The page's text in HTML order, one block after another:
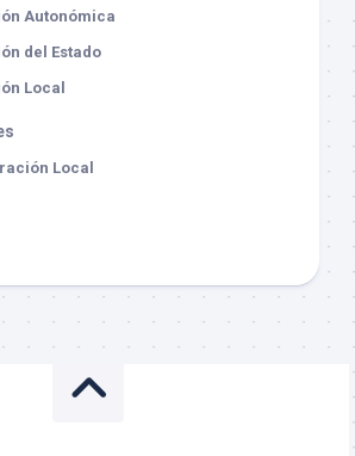
Autonómica
del Estado
Local
Local